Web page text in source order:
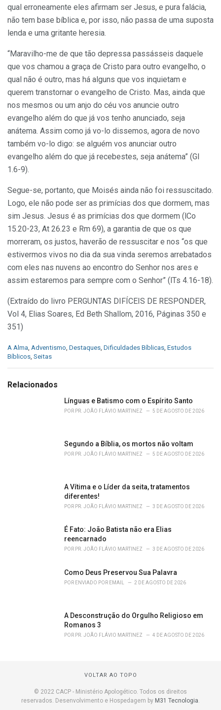
qual erroneamente eles afirmam ser Jesus, e pura falácia,
não tem base bíblica e, por isso, não passa de uma suposta
lenda e uma gritante heresia.
“Maravilho-me de que tão depressa passásseis daquele
que vos chamou a graça de Cristo para outro evangelho, o
qual não é outro, mas há alguns que vos inquietam e
querem transtornar o evangelho de Cristo. Mas, ainda que
nos mesmos ou um anjo do céu vos anuncie outro
evangelho além do que já vos tenho anunciado, seja
anátema. Assim como já vo-lo dissemos, agora de novo
também vo-lo digo: se alguém vos anunciar outro
evangelho além do que já recebestes, seja anátema” (Gl
1.6-9).
Segue-se, portanto, que Moisés ainda não foi ressuscitado.
Logo, ele não pode ser as primícias dos que dormem, mas
sim Jesus. Jesus é as primícias dos que dormem (lCo
15.20-23, At 26.23 e Rm 69), a garantia de que os que
morreram, os justos, haverão de ressuscitar e nos “os que
estivermos vivos no dia da sua vinda seremos arrebatados
com eles nas nuvens ao encontro do Senhor nos ares e
assim estaremos para sempre com o Senhor” (lTs 4.16-18).
(Extraído do livro PERGUNTAS DIFÍCEIS DE RESPONDER,
Vol 4, Elias Soares, Ed Beth Shallom, 2016, Páginas 350 e
351)
C
a
g
A Alma, Adventismo, Destaques, Dificuldades Bíblicas, Estudos
Bíblicos, Seitas
Relacionados
Línguas e Batismo com o Espírito Santo
POR PR. JOÃO FLÁVIO MARTINEZ 5 DE AGOSTO DE 2026
Segundo a Bíblia, os mortos não voltam
POR PR. JOÃO FLÁVIO MARTINEZ 5 DE AGOSTO DE 2026
A Vítima e o Líder da seita, tratamentos
diferentes!
POR PR. JOÃO FLÁVIO MARTINEZ 3 DE AGOSTO DE 2026
É Fato: João Batista não era Elias
reencarnado
POR PR. JOÃO FLÁVIO MARTINEZ 3 DE AGOSTO DE 2026
Como Deus Preservou Sua Palavra
POR ENVIADO POR EMAIL 2 DE AGOSTO DE 2026
A Desconstrução do Orgulho Religioso em
Romanos 3
POR PR. JOÃO FLÁVIO MARTINEZ 4 DE AGOSTO DE 2026
VOLTAR AO TOPO
© 2022 CACP - Ministério Apologético. Todos os direitos
reservados. Desenvolvimento e Hospedagem by M31 Tecnologia.